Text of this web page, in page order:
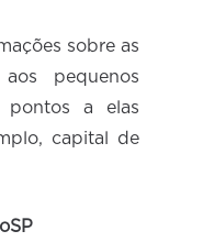
sobre as
pequenos
pontos a elas
capital de